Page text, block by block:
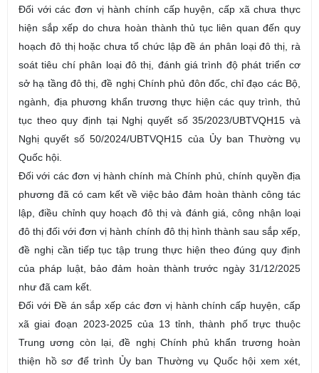
Đối với các đơn vị hành chính cấp huyện, cấp xã chưa thực
hiện sắp xếp do chưa hoàn thành thủ tục liên quan đến quy
hoạch đô thị hoặc chưa tổ chức lập đề án phân loại đô thị, rà
soát tiêu chí phân loại đô thị, đánh giá trình độ phát triển cơ
sở hạ tầng đô thị, đề nghị Chính phủ đôn đốc, chỉ đạo các Bộ,
ngành, địa phương khẩn trương thực hiện các quy trình, thủ
tục theo quy định tại Nghị quyết số 35/2023/UBTVQH15 và
Nghị quyết số 50/2024/UBTVQH15 của Ủy ban Thường vụ
Quốc hội.
Đối với các đơn vị hành chính mà Chính phủ, chính quyền địa
phương đã có cam kết về việc bảo đảm hoàn thành công tác
lập, điều chỉnh quy hoạch đô thị và đánh giá, công nhận loại
đô thị đối với đơn vị hành chính đô thị hình thành sau sắp xếp,
đề nghị cần tiếp tục tập trung thực hiện theo đúng quy định
của pháp luật, bảo đảm hoàn thành trước ngày 31/12/2025
như đã cam kết.
Đối với Đề án sắp xếp các đơn vị hành chính cấp huyện, cấp
xã giai đoạn 2023-2025 của 13 tỉnh, thành phố trực thuộc
Trung ương còn lại, đề nghị Chính phủ khẩn trương hoàn
thiện hồ sơ để trình Ủy ban Thường vụ Quốc hội xem xét,